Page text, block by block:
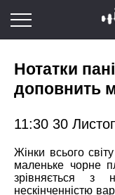
Нотатки
доповнить
11:30 30
Жінки всього
маленьке чорне
зрівняється з
нескінченністю